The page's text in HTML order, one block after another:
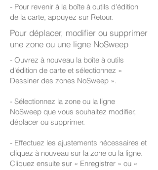
- Pour revenir à la boîte à outils d'édition
de la carte, appuyez sur Retour.
Pour déplacer, modifier ou supprimer
une zone ou une ligne NoSweep
- Ouvrez à nouveau la boîte à outils
d'édition de carte et sélectionnez «
Dessiner des zones NoSweep ».
- Sélectionnez la zone ou la ligne
NoSweep que vous souhaitez modifier,
déplacer ou supprimer.
- Effectuez les ajustements nécessaires et
cliquez à nouveau sur la zone ou la ligne.
Cliquez ensuite sur « Enregistrer » ou «